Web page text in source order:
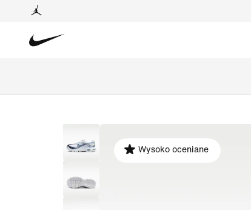
Wysoko oceniane